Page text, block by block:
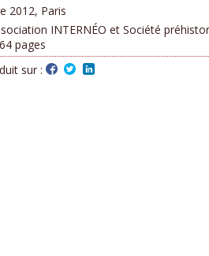
2012, Paris
INTERNÉO et Société
pages
sur :